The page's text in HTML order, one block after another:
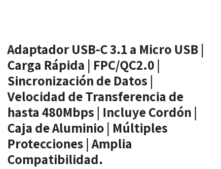
Adaptador USB-C 3.1 a Micro USB |
Carga Rápida | FPC/QC2.0 |
Sincronización de Datos |
Velocidad de Transferencia de
hasta 480Mbps | Incluye Cordón |
Caja de Aluminio | Múltiples
Protecciones | Amplia
Compatibilidad.